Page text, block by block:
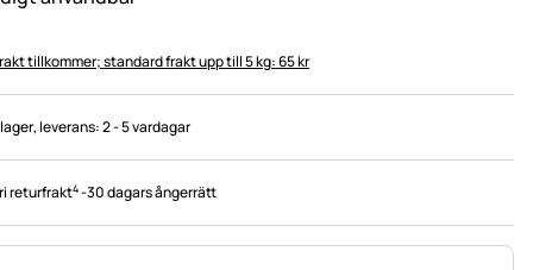
tillkommer; standard frakt upp till 5 kg: 65 kr
, leverans:2 - 5 vardagar
returfrakt4-30 dagars ångerrätt